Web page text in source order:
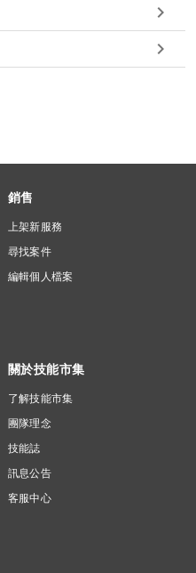
銷售
上架新服務
尋找案件
編輯個人檔案
關於技能市集
了解技能市集
團隊理念
技能誌
訊息公告
客服中心